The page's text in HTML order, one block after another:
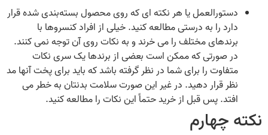
دستورالعمل یا هر نکته‌ ای که روی محصول بسته‌بندی شده قرار
دارد را به درستی مطالعه کنید. خیلی از افراد کنسروها با
برندهای مختلف را می‌ خرند و به نکات روی آن توجه نمی‌ کنند.
در صورتی که ممکن است بعضی از برندها یک سری نکات
متفاوت را برای شما در نظر گرفته باشد که باید برای پخت آنها مد
نظر قرار دهید. در غیر این صورت سلامت بدنتان به خطر می‌
افتد. پس قبل از خرید حتماً این نکات را مطالعه کنید.
نکته چهارم